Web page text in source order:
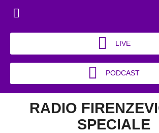
LIVE
PODCAST
RADIO
SPECIALE